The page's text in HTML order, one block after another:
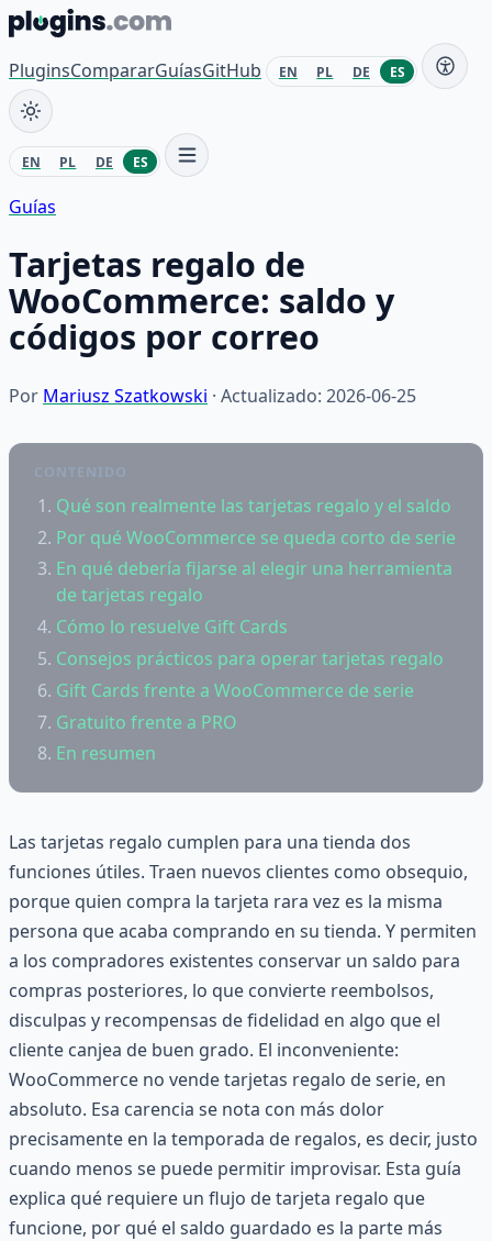
Saltar al contenido
PluginsCompararGuíasGitHub EN PL DE ES
EN PL DE ES
Guías
Tarjetas regalo de
WooCommerce: saldo y
códigos por correo
Por Mariusz Szatkowski · Actualizado: 2026-06-25
CONTENIDO
Qué son realmente las tarjetas regalo y el saldo
Por qué WooCommerce se queda corto de serie
En qué debería fijarse al elegir una herramienta
de tarjetas regalo
Cómo lo resuelve Gift Cards
Consejos prácticos para operar tarjetas regalo
Gift Cards frente a WooCommerce de serie
Gratuito frente a PRO
En resumen
Las tarjetas regalo cumplen para una tienda dos
funciones útiles. Traen nuevos clientes como obsequio,
porque quien compra la tarjeta rara vez es la misma
persona que acaba comprando en su tienda. Y permiten
a los compradores existentes conservar un saldo para
compras posteriores, lo que convierte reembolsos,
disculpas y recompensas de fidelidad en algo que el
cliente canjea de buen grado. El inconveniente:
WooCommerce no vende tarjetas regalo de serie, en
absoluto. Esa carencia se nota con más dolor
precisamente en la temporada de regalos, es decir, justo
cuando menos se puede permitir improvisar. Esta guía
explica qué requiere un flujo de tarjeta regalo que
funcione, por qué el saldo guardado es la parte más